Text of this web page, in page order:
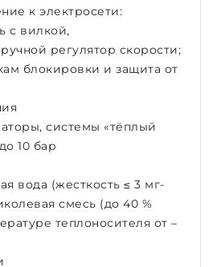
к электросети:
с вилкой,
регулятор скорости;
блокировки и защита от
системы «тёплый
10 бар
вода (жесткость ≤ 3 мг-
смесь (до 40 %
теплоносителя от –